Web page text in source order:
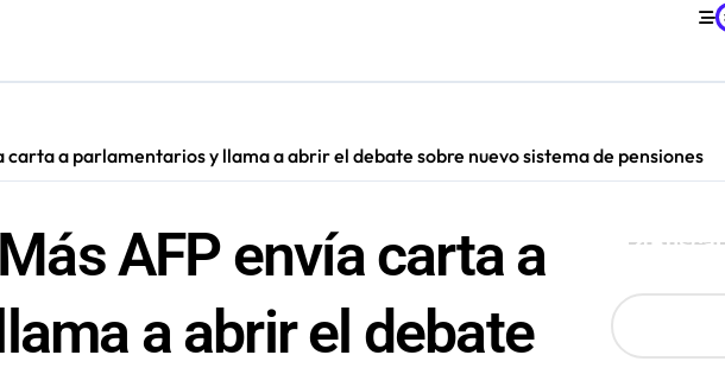
para nuevas contrataciones en la Región Antofagasta
carta a parlamentarios y llama a abrir el debate sobre nuevo sistema de pensiones
AFP envía carta a
a abrir el debate
Buscar